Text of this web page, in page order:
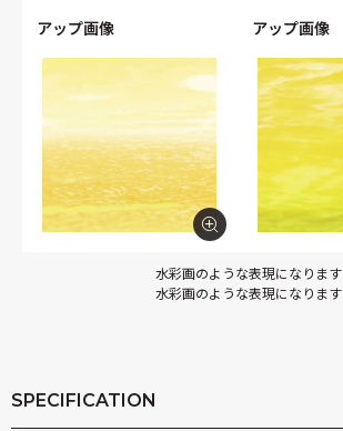
アップ画像 アップ画像
水彩画のような表現になります
水彩画のような表現になります
SPECIFICATION